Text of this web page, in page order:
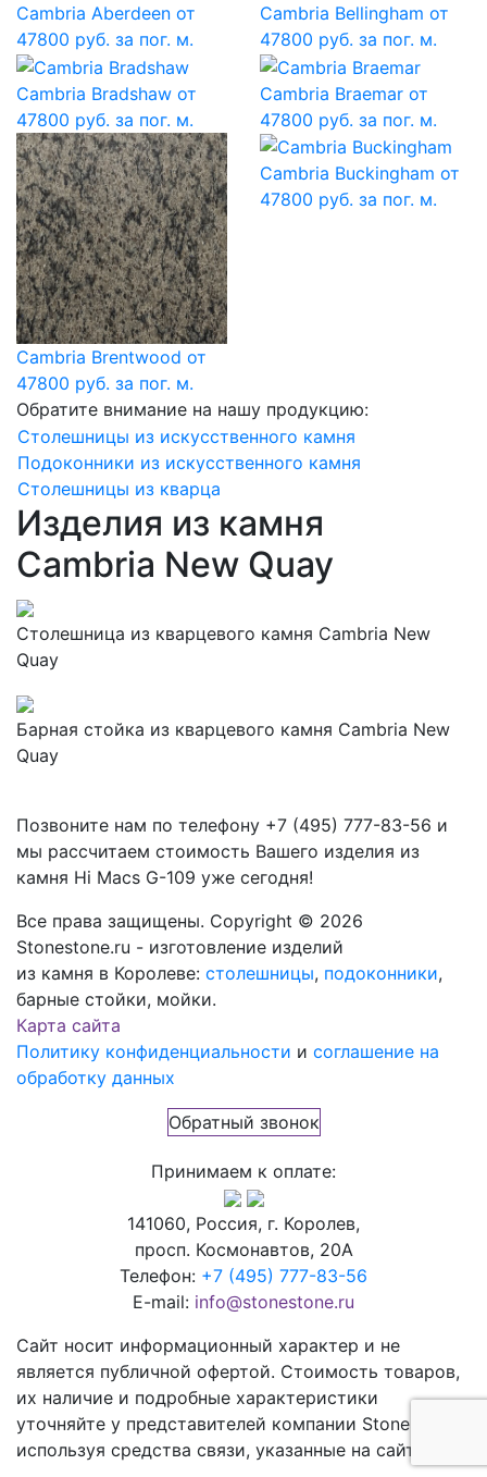
Cambria Aberdeen от
47800 руб. за пог. м.
Cambria Bellingham от
47800 руб. за пог. м.
Cambria Bradshaw от
47800 руб. за пог. м.
Cambria Braemar от
47800 руб. за пог. м.
Cambria Brentwood от
47800 руб. за пог. м.
Cambria Buckingham от
47800 руб. за пог. м.
Обратите внимание на нашу продукцию:
Столешницы из искусственного камня
Подоконники из искусственного камня
Столешницы из кварца
Изделия из камня
Cambria New Quay
Столешница из кварцевого камня Cambria New
Quay
Барная стойка из кварцевого камня Cambria New
Quay
Позвоните нам по телефону +7 (495) 777-83-56 и
мы рассчитаем стоимость Вашего изделия из
камня Hi Macs G-109 уже сегодня!
Все права защищены. Copyright © 2026
Stonestone.ru - изготовление изделий
из камня в Королеве: столешницы, подоконники,
барные стойки, мойки.
Карта сайта
Политику конфиденциальности и соглашение на
обработку данных
Обратный звонок
Принимаем к оплате:
141060, Россия, г. Королев,
просп. Космонавтов, 20А
Телефон: +7 (495) 777-83-56
E-mail: info@stonestone.ru
Сайт носит информационный характер и не
является публичной офертой. Стоимость товаров,
их наличие и подробные характеристики
уточняйте у представителей компании StoneStone,
используя средства связи, указанные на сайте.